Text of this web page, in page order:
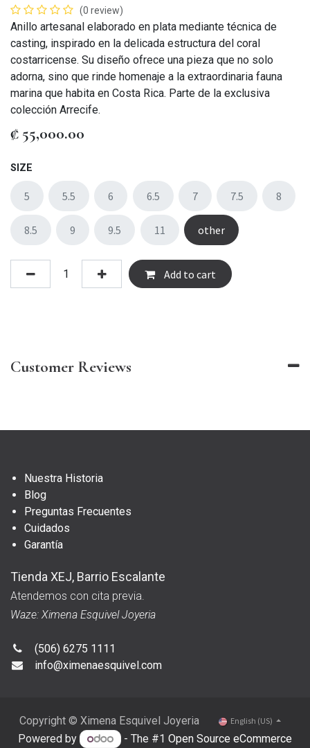
(0 review)
Anillo artesanal elaborado en plata mediante técnica de
casting, inspirado en la delicada estructura del coral
costarricense. Su diseño ofrece una pieza que no solo
adorna, sino que rinde homenaje a la extraordinaria fauna
marina que habita en Costa Rica. Parte de la exclusiva
colección Arrecife.
₡ 55,000.00
SIZE
5 5.5 6 6.5 7 7.5 8
8.5 9 9.5 11 other
Add to cart
Customer Reviews
Nuestra Historia
Blog
Preguntas Frecuentes
Cuidados
Garantía
Tienda XEJ, Barrio Escalante
Atendemos con cita previa.
Waze: Ximena Esquivel Joyeria
(506) 6275 1111
info@ximenaesquivel.com
Copyright © Ximena Esquivel Joyeria English (US)
Powered by - The #1 Open Source eCommerce